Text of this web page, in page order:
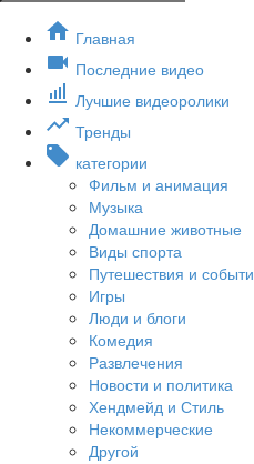
Главная
Последние видео
Лучшие видеоролики
Тренды
категории
Фильм и анимация
Музыка
Домашние животные
Виды спорта
Путешествия и
Игры
Люди и блоги
Комедия
Развлечения
Новости и политика
Хендмейд и Стиль
Некоммерческие
Другой